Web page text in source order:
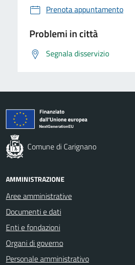
Prenota appuntamento
Problemi in città
Segnala disservizio
Comune di Carignano
AMMINISTRAZIONE
Aree amministrative
Documenti e dati
Enti e fondazioni
Organi di governo
Personale amministrativo